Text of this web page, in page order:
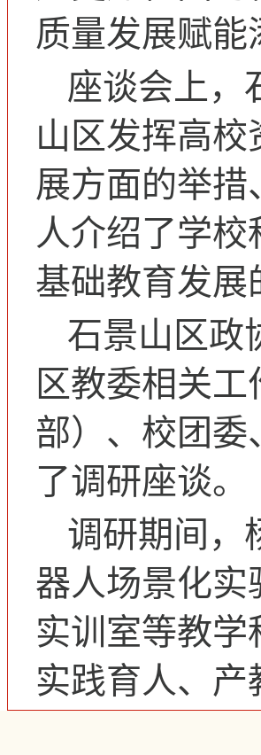
质量发展赋
座谈会上，
山区发挥高
展方面的举
人介绍了学
基础教育发展
石景山区政
区教委相关
部）、校团
了调研座谈。
调研期间，
器人场景化实
实训室等教
实践育人、